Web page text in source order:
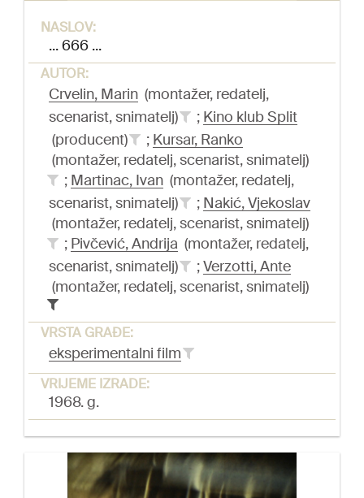
NASLOV:
... 666 ...
AUTOR:
Crvelin, Marin (montažer, redatelj,
scenarist, snimatelj)
; Kino klub Split
(producent)
; Kursar, Ranko
(montažer, redatelj, scenarist, snimatelj)
; Martinac, Ivan (montažer, redatelj,
scenarist, snimatelj)
; Nakić, Vjekoslav
(montažer, redatelj, scenarist, snimatelj)
; Pivčević, Andrija (montažer, redatelj,
scenarist, snimatelj)
;Verzotti, Ante
(montažer, redatelj, scenarist, snimatelj)
VRSTA GRAĐE:
eksperimentalni film
VRIJEME IZRADE:
1968. g.